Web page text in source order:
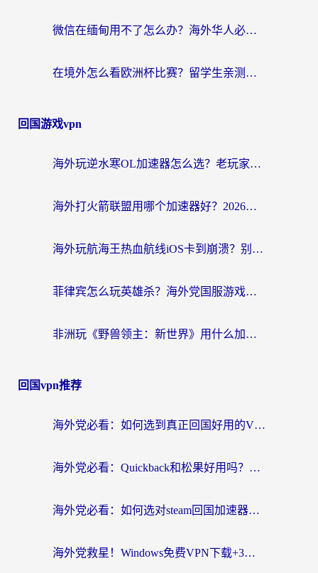
微信在缅甸用不了怎么办？海外华人必看的回国加速全攻略
在境外怎么看欧洲杯比赛？留学生亲测：用对回国加速器就能解决
回国游戏vpn
海外玩逆水寒OL加速器怎么选？老玩家亲测的避坑指南
海外打火箭联盟用哪个加速器好？2026实测指南帮你告别延迟卡顿
海外玩航海王热血航线iOS卡到崩溃？别慌，这篇指南解决你的国服游戏加速难题
菲律宾怎么玩英雄杀？海外党国服游戏畅玩指南（附延迟解决秘籍）
非洲玩《野兽领主：新世界》用什么加速器好？留学生亲测有效的解决方案
回国vpn推荐
海外党必看：如何选到真正回国好用的VPN？实测+避坑指南
海外党必看：Quickback和松果好用吗？3步教你选对回国加速器无缝刷国内资源
海外党必看：如何选对steam回国加速器？从踩坑到无缝访问国内资源的全攻略
海外党救星！Windows免费VPN下载+3步搞定国内资源无缝访问